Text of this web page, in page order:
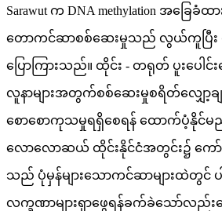
Sarawut က DNA methylation အခြ
တောကင်ဆာစစ်ဆေးမှုသည် လွယ်ကူပြီး တိ
ပြောကြားသည်။ ထိုင်း - တရုတ် ပူးပေါင်
လူနာများအတွက်စစ်ဆေးမှုစရိတ်လျှော့
စောစောကုသမှုရရှိစေရန် ထောက်ပံ့နိုင်မ
လောလောဆယ် ထိုင်းနိုင်ငံအတွင်း၌ က
သည် ပုံမှန်များသောကင်ဆာများထဲတွင် ပါ
လက္ခဏာများရှာဖွေရန်ခက်ခဲသော်လည်